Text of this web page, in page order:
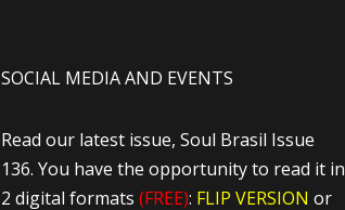
SOCIAL MEDIA AND EVENTS
Read our latest issue, Soul Brasil Issue
136. You have the opportunity to read it in
2 digital formats (FREE): FLIP VERSION or